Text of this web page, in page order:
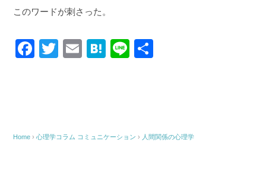
このワードが刺さった。
F
o
T
E
H
Li
Home ›心理学コラム コミュニケーション › 人間関係の心理学